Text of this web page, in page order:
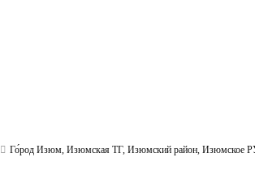
Го́род Изюм,Изюмская ТГ,Изюмский район,Изюмское